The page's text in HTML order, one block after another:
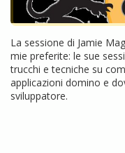
La sessione di Jamie
mie preferite: le sue
trucchi e tecniche su
applicazioni domino e
sviluppatore.